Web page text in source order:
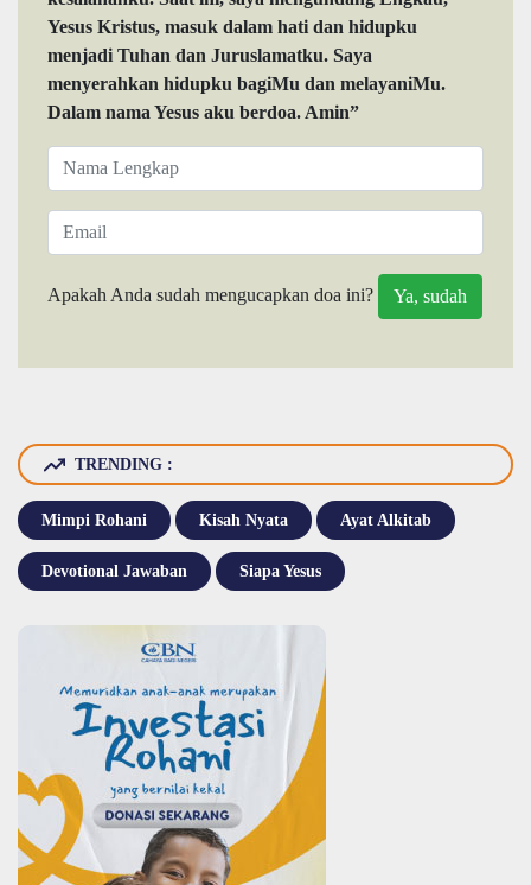
Yesus Kristus, masuk dalam hati dan hidupku
menjadi Tuhan dan Juruslamatku. Saya
menyerahkan hidupku bagiMu dan melayaniMu.
Dalam nama Yesus aku berdoa. Amin”
Apakah Anda sudah mengucapkan doa ini?
TRENDING :
Mimpi Rohani Kisah Nyata Ayat Alkitab
Devotional Jawaban Siapa Yesus